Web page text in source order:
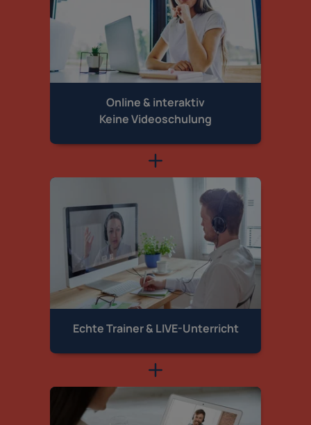
Online & interaktiv
Keine Videoschulung
Echte Trainer & LIVE-Unterricht